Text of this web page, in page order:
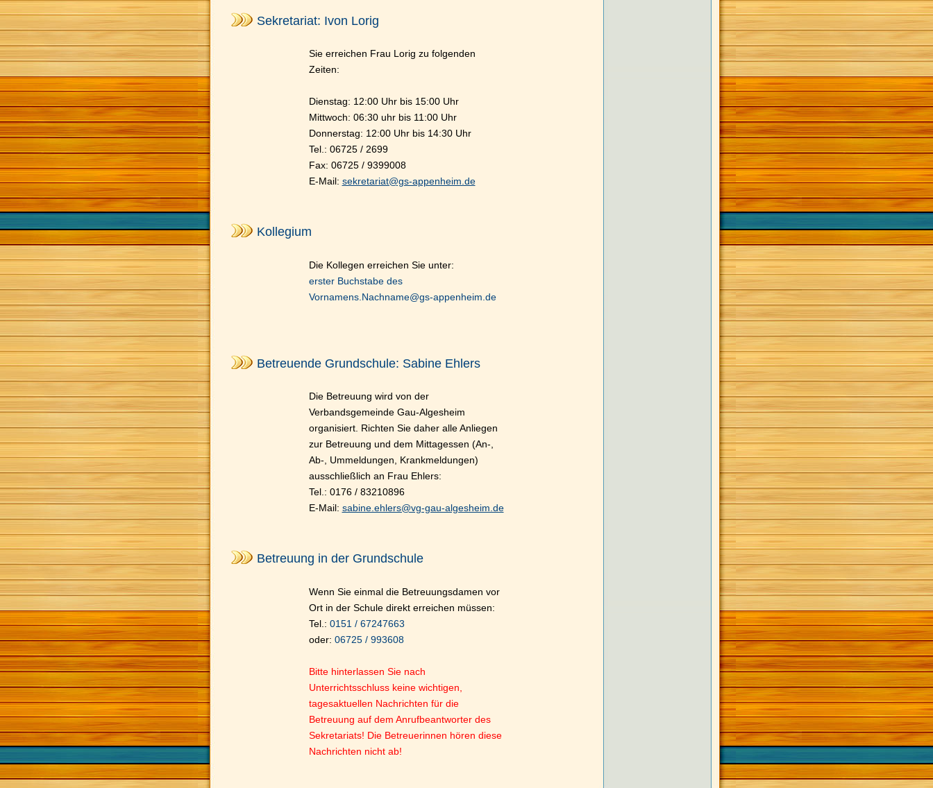
Sekretariat: Ivon Lorig
Sie erreichen Frau Lorig zu folgenden
Zeiten:
Dienstag: 12:00 Uhr bis 15:00 Uhr
Mittwoch: 06:30 uhr bis 11:00 Uhr
Donnerstag: 12:00 Uhr bis 14:30 Uhr
Tel.: 06725 / 2699
Fax: 06725 / 9399008
E-Mail: sekretariat@gs-appenheim.de
Kollegium
Die Kollegen erreichen Sie unter:
erster Buchstabe des
Vornamens.Nachname@gs-appenheim.de
Betreuende Grundschule: Sabine Ehlers
Die Betreuung wird von der
Verbandsgemeinde Gau-Algesheim
organisiert. Richten Sie daher alle Anliegen
zur Betreuung und dem Mittagessen (An-,
Ab-, Ummeldungen, Krankmeldungen)
ausschließlich an Frau Ehlers:
Tel.: 0176 / 83210896
E-Mail: sabine.ehlers@vg-gau-algesheim.de
Betreuung in der Grundschule
Wenn Sie einmal die Betreuungsdamen vor
Ort in der Schule direkt erreichen müssen:
Tel.: 0151 / 67247663
oder: 06725 / 993608
Bitte hinterlassen Sie nach
Unterrichtsschluss keine wichtigen,
tagesaktuellen Nachrichten für die
Betreuung auf dem Anrufbeantworter des
Sekretariats! Die Betreuerinnen hören diese
Nachrichten nicht ab!